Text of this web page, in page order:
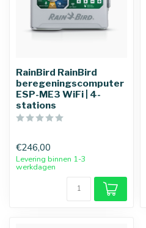
RainBird RainBird
beregeningscomputer
ESP-ME3 WiFi | 4-
stations
€246,00
Levering binnen 1-3
werkdagen